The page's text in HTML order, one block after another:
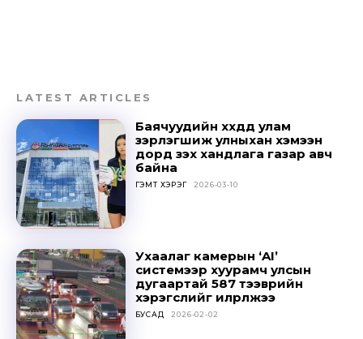
Don't miss
out!
LATEST ARTICLES
Баячуудийн хүүхдүүд улам
зэрлэгшиж улныхан хэмээн
дорд үзэх хандлага газар авч
байна
ГЭМТ ХЭРЭГ 2026-03-10
Ухаалаг камерын ‘AI’
системээр хуурамч улсын
дугаартай 587 тээврийн
хэрэгслийг илрүүлжээ
БУСАД 2026-02-02